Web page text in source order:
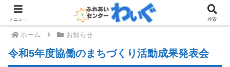
ホーム お知らせ
令和5年度協働のまちづくり活動成果発表会
メニュー 検索